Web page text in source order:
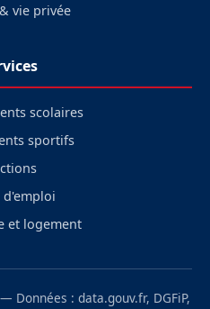
vie privée
scolaires
sportifs
d'emploi
et logement
— Données : data.gouv.fr, DGFiP,